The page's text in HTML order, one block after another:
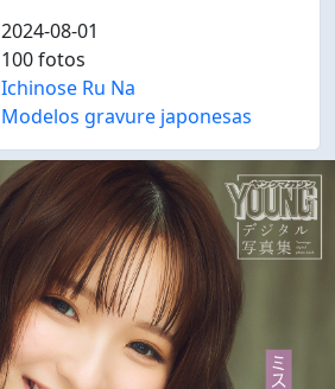
2024-08-01
100 fotos
Ichinose Ru Na
Modelos gravure japonesas